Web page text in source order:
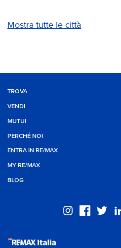
Mostra tutte le città
TROVA
VENDI
MUTUI
PERCHÉ NOI
ENTRA IN RE/MAX
MY RE/MAX
BLOG